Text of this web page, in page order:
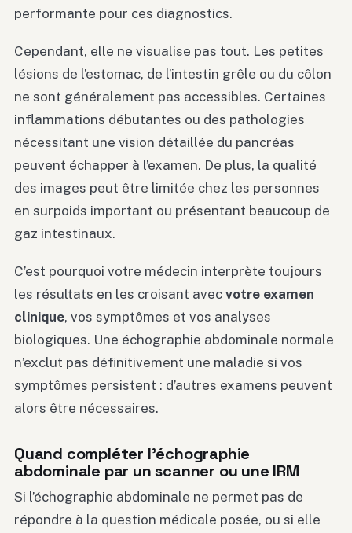
performante pour ces diagnostics.
Cependant, elle ne visualise pas tout. Les petites
lésions de l’estomac, de l’intestin grêle ou du côlon
ne sont généralement pas accessibles. Certaines
inflammations débutantes ou des pathologies
nécessitant une vision détaillée du pancréas
peuvent échapper à l’examen. De plus, la qualité
des images peut être limitée chez les personnes
en surpoids important ou présentant beaucoup de
gaz intestinaux.
C’est pourquoi votre médecin interprète toujours
les résultats en les croisant avec votre examen
clinique, vos symptômes et vos analyses
biologiques. Une échographie abdominale normale
n’exclut pas définitivement une maladie si vos
symptômes persistent : d’autres examens peuvent
alors être nécessaires.
Quand compléter l’échographie
abdominale par un scanner ou une IRM
Si l’échographie abdominale ne permet pas de
répondre à la question médicale posée, ou si elle